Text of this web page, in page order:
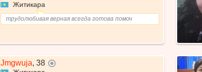
Житикара
трудолюбивая верная всегда готова помоч
Jmgwuja, 38